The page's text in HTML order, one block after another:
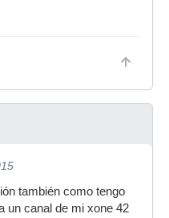
también como tengo
un canal de mi xone 42